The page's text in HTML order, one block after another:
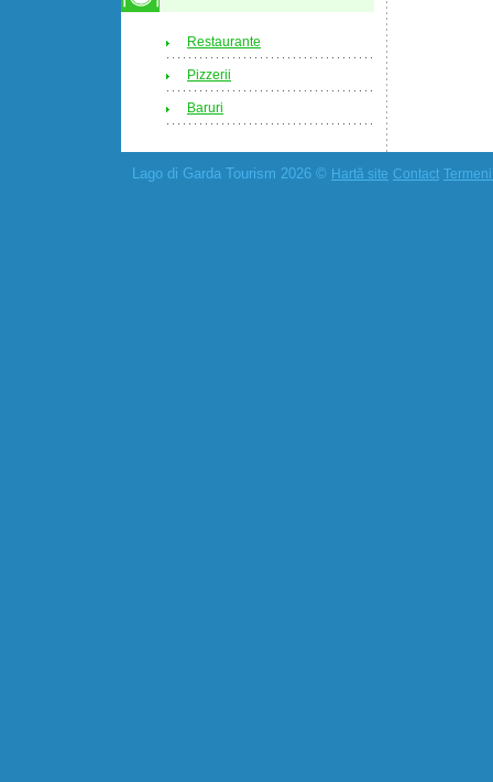
Restaurante
Pizzerii
Baruri
Lago di Garda Tourism 2026 © Hartă site Contact